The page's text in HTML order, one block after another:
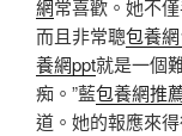
網常喜歡。她不
而且非常聰包養網
養網ppt就是一個
痴。”藍包養網推
道。她的報應來